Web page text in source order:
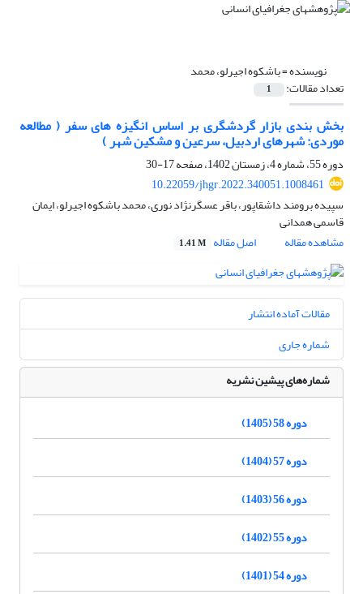
نویسنده =باشکوه اجیرلو، محمد
تعداد مقالات: 1
بخش بندی بازار گردشگری بر اساس انگیزه ‏های سفر ( مطالعه
موردی: شهرهای اردبیل، سرعین و مشکین ‏شهر )
دوره 55، شماره 4، زمستان 1402، صفحه
17-30
10.22059/jhgr.2022.340051.1008461
سپیده برومند داشقاپور، باقر عسگرنژاد نوری، محمد باشکوه اجیرلو، ایمان
قاسمی همدانی
مشاهده مقاله
اصل مقاله 1.41 M
مقالات آماده انتشار
شماره جاری
شماره‌های پیشین نشریه
دوره 58 (1405)
دوره 57 (1404)
دوره 56 (1403)
دوره 55 (1402)
دوره 54 (1401)